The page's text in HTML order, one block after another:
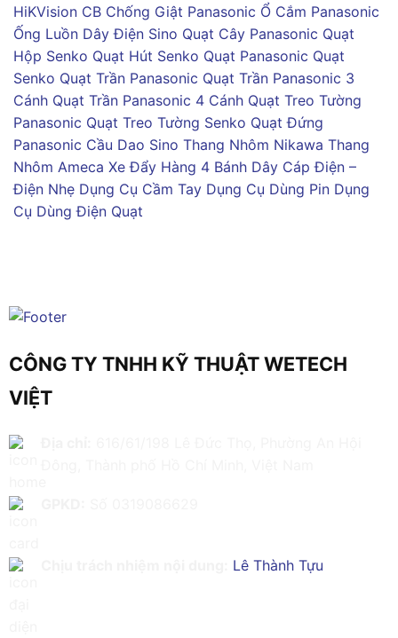
HiKVision CB Chống Giật Panasonic Ổ Cắm Panasonic
Ống Luồn Dây Điện Sino Quạt Cây Panasonic Quạt
Hộp Senko Quạt Hút Senko Quạt Panasonic Quạt
Senko Quạt Trần Panasonic Quạt Trần Panasonic 3
Cánh Quạt Trần Panasonic 4 Cánh Quạt Treo Tường
Panasonic Quạt Treo Tường Senko Quạt Đứng
Panasonic Cầu Dao Sino Thang Nhôm Nikawa Thang
Nhôm Ameca Xe Đẩy Hàng 4 Bánh Dây Cáp Điện –
Điện Nhẹ Dụng Cụ Cầm Tay Dụng Cụ Dùng Pin Dụng
Cụ Dùng Điện Quạt
CÔNG TY TNHH KỸ THUẬT WETECH
VIỆT
Lê Thành Tựu